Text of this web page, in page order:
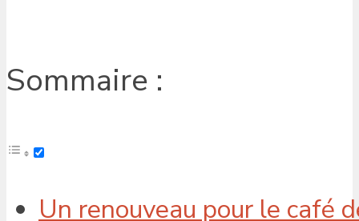
Sommaire :
Un renouveau pour le café